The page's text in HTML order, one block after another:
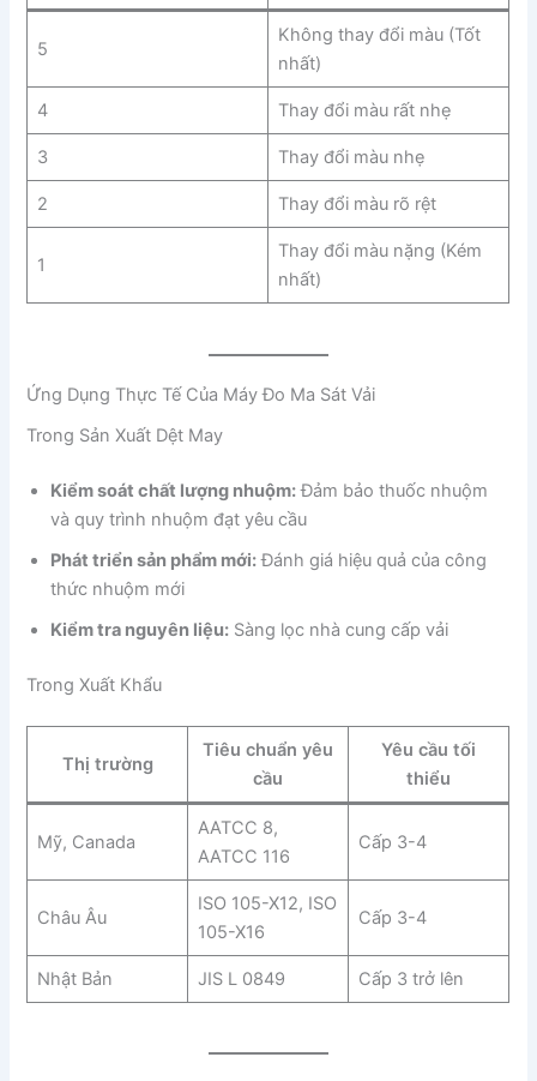
5
Không thay đổi màu (Tốt
nhất)
4 Thay đổi màu rất nhẹ
3 Thay đổi màu nhẹ
2 Thay đổi màu rõ rệt
1
Thay đổi màu nặng (Kém
nhất)
Ứng Dụng Thực Tế Của Máy Đo Ma Sát Vải
Trong Sản Xuất Dệt May
Kiểm soát chất lượng nhuộm:Đảm bảo thuốc nhuộm
và quy trình nhuộm đạt yêu cầu
Phát triển sản phẩm mới:Đánh giá hiệu quả của công
thức nhuộm mới
Kiểm tra nguyên liệu: Sàng lọc nhà cung cấp vải
Trong Xuất Khẩu
Thị trường
Tiêu chuẩn yêu
cầu
Yêu cầu tối
thiểu
Mỹ, Canada
AATCC 8,
AATCC 116
Cấp 3-4
Châu Âu
ISO 105-X12, ISO
105-X16
Cấp 3-4
Nhật Bản JIS L 0849 Cấp 3 trở lên